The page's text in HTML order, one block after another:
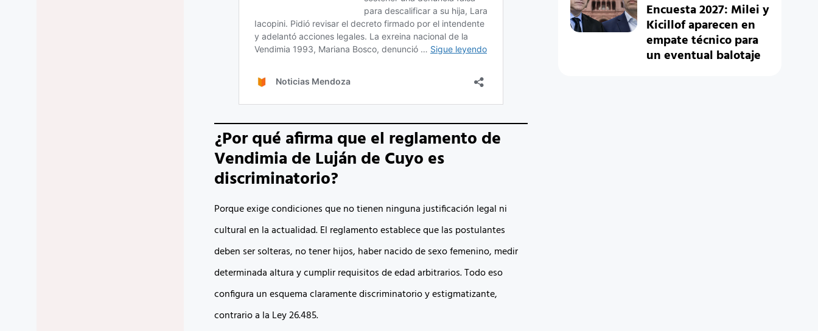
¿Por qué afirma que el reglamento de
Vendimia de Luján de Cuyo es
discriminatorio?
Porque exige condiciones que no tienen ninguna justificación legal ni
cultural en la actualidad. El reglamento establece que las postulantes
deben ser solteras, no tener hijos, haber nacido de sexo femenino, medir
determinada altura y cumplir requisitos de edad arbitrarios. Todo eso
configura un esquema claramente discriminatorio y estigmatizante,
contrario a la Ley 26.485.
Encuesta 2027: Milei y
Kicillof aparecen en
empate técnico para
un eventual balotaje